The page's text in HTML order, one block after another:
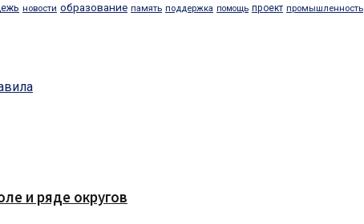
новости образование память поддержка помощь проект промышленность
и ряде округов